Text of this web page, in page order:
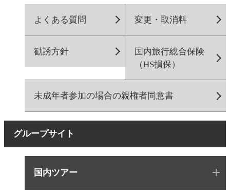
よくある質問 変更・取消料
勧誘方針
国内旅行総合保険
（HS損保）
未成年者参加の場合の親権者同意書
グループサイト
国内ツアー